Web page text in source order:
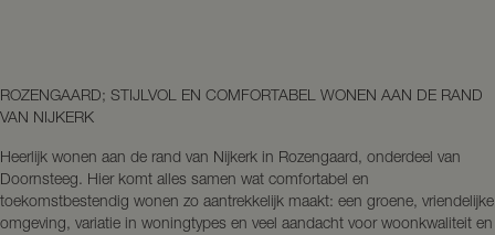
ROZENGAARD; STIJLVOL EN COMFORTABEL WONEN AAN DE RAND
VAN NIJKERK
Heerlijk wonen aan de rand van Nijkerk in Rozengaard, onderdeel van
Doornsteeg. Hier komt alles samen wat comfortabel en
toekomstbestendig wonen zo aantrekkelijk maakt: een groene, vriendelijke
omgeving, variatie in woningtypes en veel aandacht voor woonkwaliteit en